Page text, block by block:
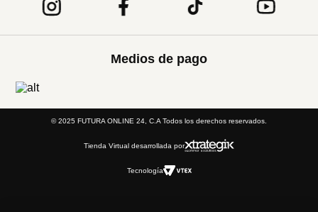
Medios de pago
© 2025 FUTURA ONLINE 24, C.A Todos los derechos reservados.
Tienda Virtual desarrollada por
Tecnología